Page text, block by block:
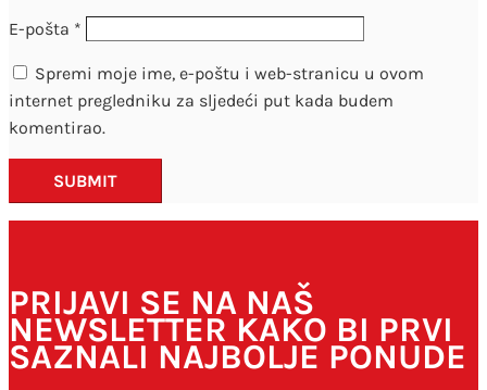
E-pošta *
Spremi moje ime, e-poštu i web-stranicu u ovom
internet pregledniku za sljedeći put kada budem
komentirao.
SUBMIT
PRIJAVI SE NA NAŠ
NEWSLETTER KAKO BI PRVI
SAZNALI NAJBOLJE PONUDE